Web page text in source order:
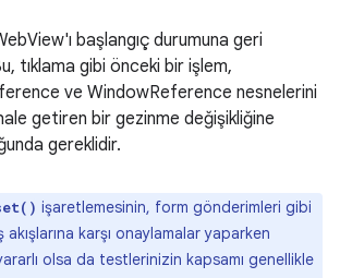
başlangıç durumuna geri
tıklama gibi önceki bir işlem,
ve WindowReference nesnelerini
getiren bir gezinme değişikliğine
gereklidir.
işaretlemesinin, form gönderimleri gibi
akışlarına karşı onaylamalar yaparken
olsa da testlerinizin kapsamı genellikle